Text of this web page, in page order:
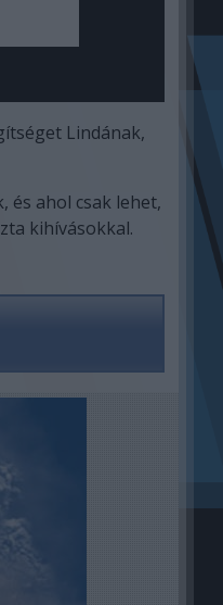
Lindának,
és ahol csak lehet,
kihívásokkal.